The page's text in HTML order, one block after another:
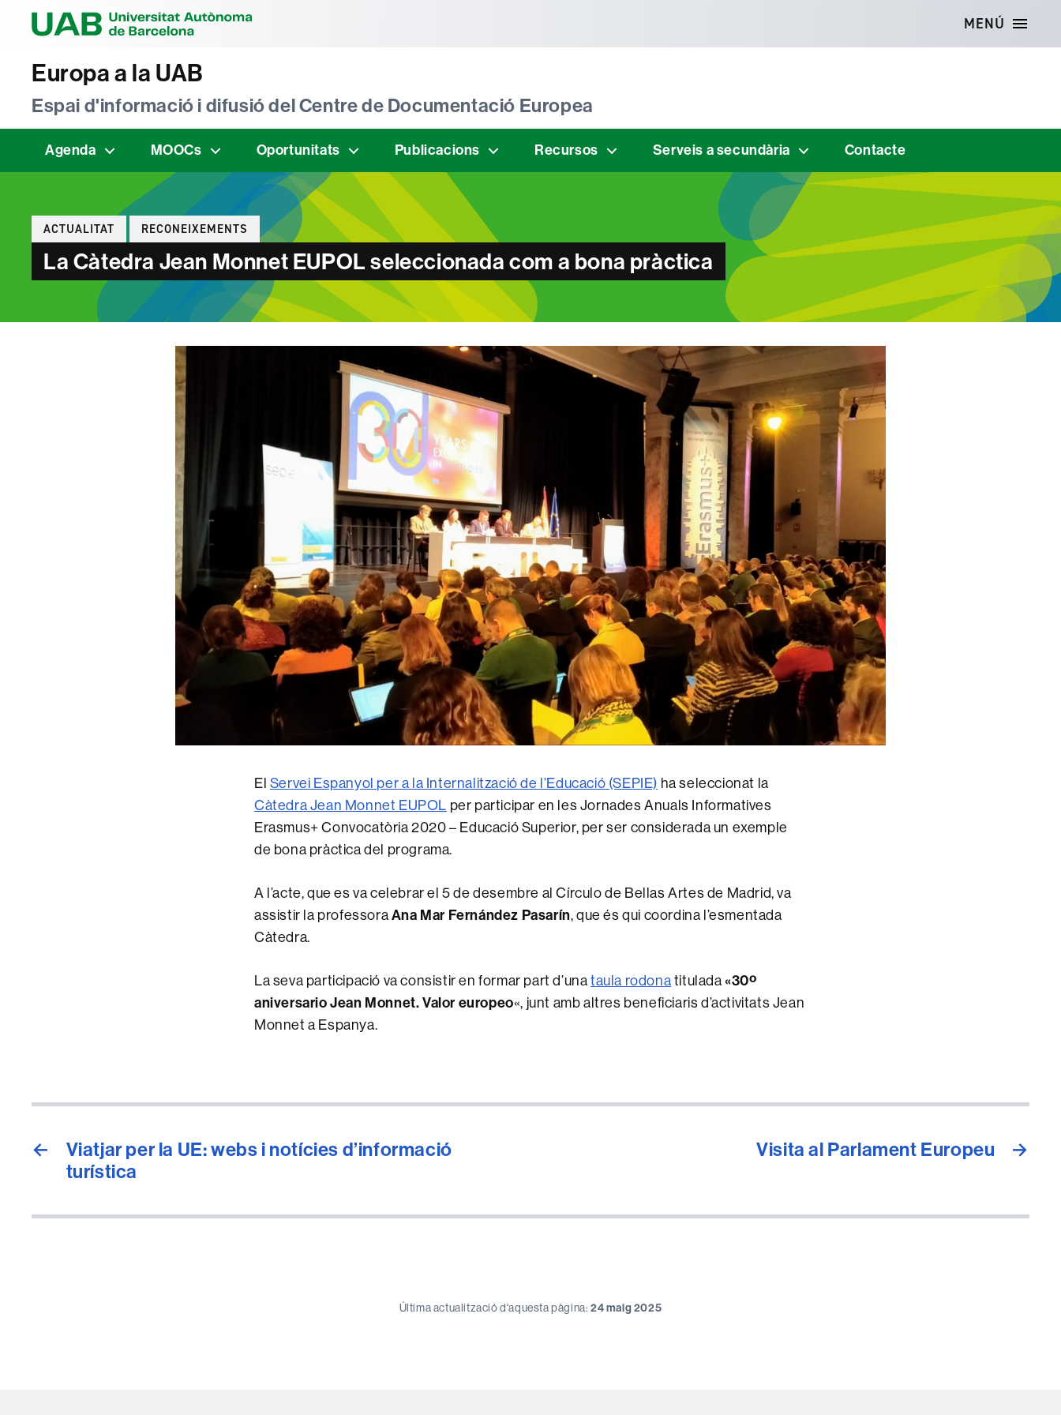
MENÚ
Europa a la UAB
Espai d'informació i difusió del Centre de Documentació Europea
Agenda MOOCs Oportunitats Publicacions Recursos Serveis a secundària Contacte
Categories
ACTUALITAT RECONEIXEMENTS
La Càtedra Jean Monnet EUPOL seleccionada com a bona pràctica
El Servei Espanyol per a la Internalització de l’Educació (SEPIE) ha seleccionat la
Càtedra Jean Monnet EUPOL per participar en les Jornades Anuals Informatives
Erasmus+ Convocatòria 2020 – Educació Superior, per ser considerada un exemple
de bona pràctica del programa.
A l’acte, que es va celebrar el 5 de desembre al Círculo de Bellas Artes de Madrid, va
assistir la professora Ana Mar Fernández Pasarín, que és qui coordina l’esmentada
Càtedra.
La seva participació va consistir en formar part d’unataula rodona titulada «30º
aniversario Jean Monnet. Valor europeo«, junt amb altres beneficiaris d’activitats Jean
Monnet a Espanya.
←
Viatjar per la UE: webs i notícies d’informació
turística
→
Visita al Parlament Europeu
Última actualització d'aquesta pàgina:24 maig 2025